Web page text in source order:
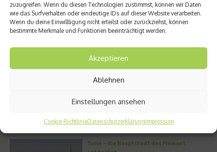
zuzugreifen. Wenn du diesen Technologien zustimmst, können wir Daten
wie das Surfverhalten oder eindeutige IDs auf dieser Website verarbeiten.
Wenn du deine Einwillligung nicht erteilst oder zurückziehst, können
bestimmte Merkmale und Funktionen beeinträchtigt werden.
Akzeptieren
Ablehnen
Einstellungen ansehen
Cookie-RichtlinieDatenschutzerklärungImpressum
Kann man Hunde vegan ernähren?
Turin – die Hauptstadt des Piemont